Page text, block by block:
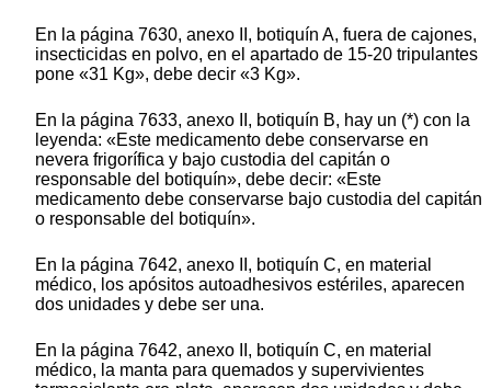
En la página 7630, anexo II, botiquín A, fuera de cajones,
insecticidas en polvo, en el apartado de 15-20 tripulantes
pone «31 Kg», debe decir «3 Kg».
En la página 7633, anexo II, botiquín B, hay un (*) con la
leyenda: «Este medicamento debe conservarse en
nevera frigorífica y bajo custodia del capitán o
responsable del botiquín», debe decir: «Este
medicamento debe conservarse bajo custodia del capitán
o responsable del botiquín».
En la página 7642, anexo II, botiquín C, en material
médico, los apósitos autoadhesivos estériles, aparecen
dos unidades y debe ser una.
En la página 7642, anexo II, botiquín C, en material
médico, la manta para quemados y supervivientes